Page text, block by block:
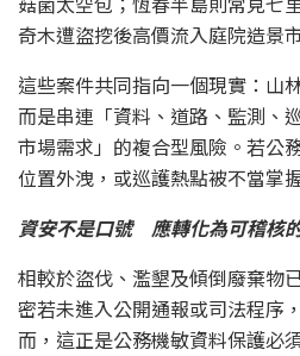
奇木遭盜挖後高價流入庭院造景
這些案件共同指向一個現實：山
而是串連「資料、道路、監測、
市場需求」的複合型風險。若公
位置外洩，或巡護熱點被不當掌
資安不是口號 應轉化為可稽核
相較於盜伐、濫墾及傾倒廢棄物
密若未進入公開通報或司法程序
而，這正是公務機敏資料保護必